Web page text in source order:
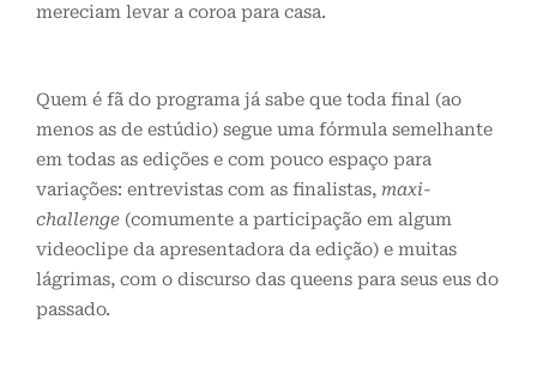
mereciam levar a coroa para casa.
Quem é fã do programa já sabe que toda final (ao
menos as de estúdio) segue uma fórmula semelhante
em todas as edições e com pouco espaço para
variações: entrevistas com as finalistas, maxi-
challenge (comumente a participação em algum
videoclipe da apresentadora da edição) e muitas
lágrimas, com o discurso das queens para seus eus do
passado.